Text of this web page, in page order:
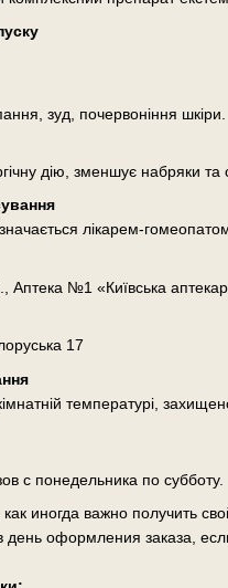
зуд, почервоніння шкіри.
дію, зменшує набряки та
лікарем-
№1 «Київська
17
температурі,
с понедельника по субботу.
иногда важно получить
день оформления заказа,